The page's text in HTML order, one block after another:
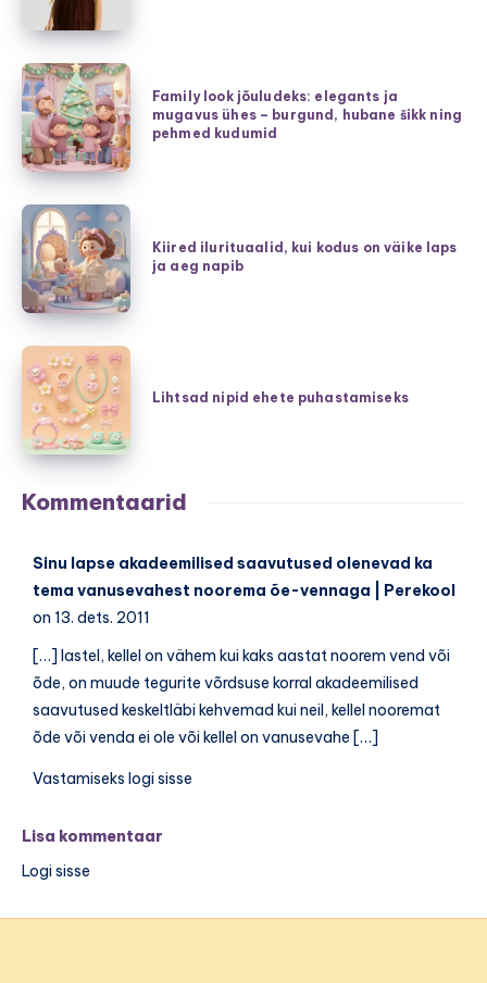
kuidas
valida
tütrele
parim
mudel?
Family
look
jõuludeks:
elegants
mugavus
ühes
burgund,
hubane
šikk
ning
pehmed
kudumid
Family look jõuludeks: elegants ja
mugavus ühes – burgund, hubane šikk ning
pehmed kudumid
Kiired
ilurituaalid,
kui
kodus
on
väike
laps
ja
aeg
napib
Kiired ilurituaalid, kui kodus on väike laps
ja aeg napib
Lihtsad
nipid
ehete
puhastamiseks
Lihtsad nipid ehete puhastamiseks
Kommentaarid
Sinu lapse akadeemilised saavutused olenevad ka
tema vanusevahest noorema õe-vennaga | Perekool
on 13. dets. 2011
[…] lastel, kellel on vähem kui kaks aastat noorem vend või
õde, on muude tegurite võrdsuse korral akadeemilised
saavutused keskeltläbi kehvemad kui neil, kellel nooremat
õde või venda ei ole või kellel on vanusevahe […]
Vastamiseks logi sisse
Lisa kommentaar
Logi sisse